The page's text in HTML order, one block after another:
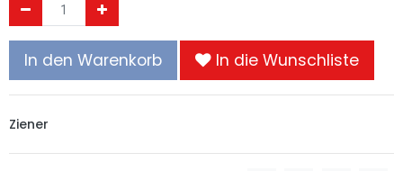
In den Warenkorb In die Wunschliste
Ziener